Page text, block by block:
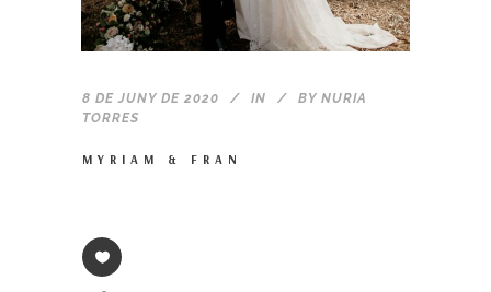
8 DE JUNY DE 2020 IN BY NURIA
TORRES
MYRIAM & FRAN